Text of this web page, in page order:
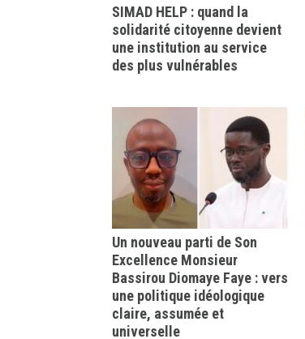
SIMAD HELP : quand la
solidarité citoyenne devient
une institution au service
des plus vulnérables
Un nouveau parti de Son
Excellence Monsieur
Bassirou Diomaye Faye : vers
une politique idéologique
claire, assumée et
universelle